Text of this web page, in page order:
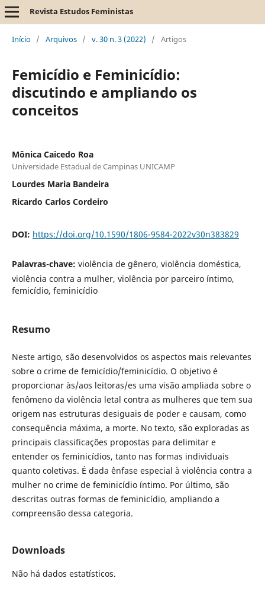
Revista Estudos Feministas
Início / Arquivos / v. 30 n. 3 (2022) / Artigos
Femicídio e Feminicídio:
discutindo e ampliando os
conceitos
Mônica Caicedo Roa
Universidade Estadual de Campinas UNICAMP
Lourdes Maria Bandeira
Ricardo Carlos Cordeiro
DOI: https://doi.org/10.1590/1806-9584-2022v30n383829
Palavras-chave: violência de gênero, violência doméstica,
violência contra a mulher, violência por parceiro íntimo,
femicídio, feminicídio
Resumo
Neste artigo, são desenvolvidos os aspectos mais relevantes
sobre o crime de femicídio/feminicídio. O objetivo é
proporcionar às/aos leitoras/es uma visão ampliada sobre o
fenômeno da violência letal contra as mulheres que tem sua
origem nas estruturas desiguais de poder e causam, como
consequência máxima, a morte. No texto, são exploradas as
principais classificações propostas para delimitar e
entender os feminicídios, tanto nas formas individuais
quanto coletivas. É dada ênfase especial à violência contra a
mulher no crime de feminicídio íntimo. Por último, são
descritas outras formas de feminicídio, ampliando a
compreensão dessa categoria.
Downloads
Não há dados estatísticos.